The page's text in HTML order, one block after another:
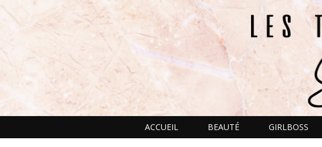
ACCUEIL BEAUTÉ GIRLBOSS